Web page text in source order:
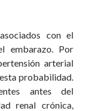
con el
embarazo. Por
arterial
probabilidad.
antes del
renal crónica,